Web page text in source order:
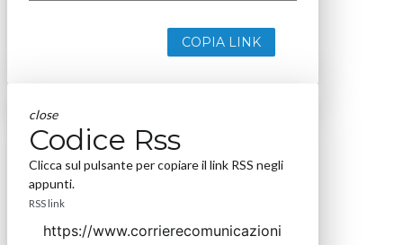
COPIA LINK
close
Codice Rss
Clicca sul pulsante per copiare il link RSS negli
appunti.
RSS link